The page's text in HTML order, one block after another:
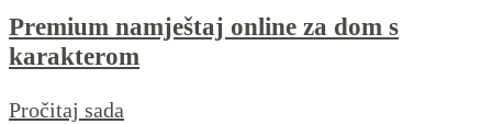
Premium namještaj online za dom s
karakterom
Pročitaj sada